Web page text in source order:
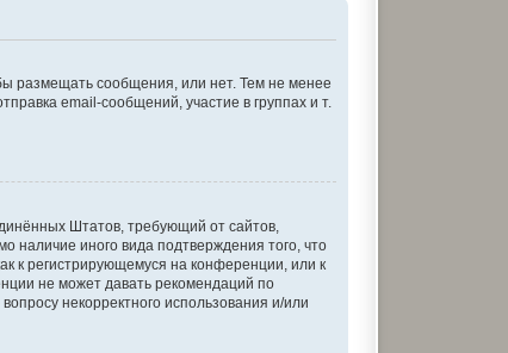
размещать сообщения, или нет. Тем не менее
email-сообщений, участие в группах и т.
Штатов, требующий от сайтов,
наличие иного вида подтверждения того, что
к регистрирующемуся на конференции, или к
не может давать рекомендаций по
некорректного использования и/или